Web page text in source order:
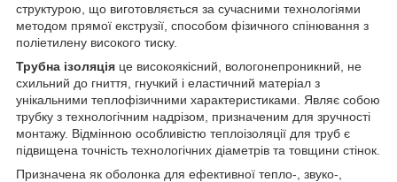
структурою, що виготовляється за сучасними технологіями
методом прямої екструзії, способом фізичного спінювання з
поліетилену високого тиску.
Трубна ізоляція це високоякісний, вологонепроникний, не
схильний до гниття, гнучкий і еластичний матеріал з
унікальними теплофізичними характеристиками. Являє собою
трубку з технологічним надрізом, призначеним для зручності
монтажу. Відмінною особливістю теплоізоляції для труб є
підвищена точність технологічних діаметрів та товщини стінок.
Призначена як оболонка для ефективної тепло-, звуко-,